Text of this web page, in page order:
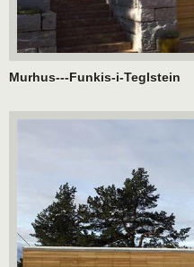
Murhus---Funkis-i-Teglstein